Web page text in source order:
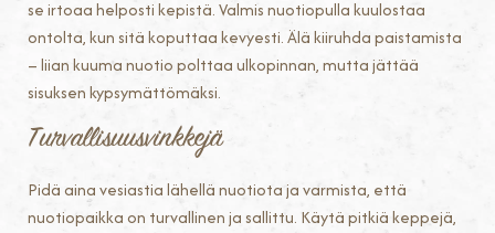
se irtoaa helposti kepistä. Valmis nuotiopulla kuulostaa
ontolta, kun sitä koputtaa kevyesti. Älä kiiruhda paistamista
– liian kuuma nuotio polttaa ulkopinnan, mutta jättää
sisuksen kypsymättömäksi.
Turvallisuusvinkkejä
Pidä aina vesiastia lähellä nuotiota ja varmista, että
nuotiopaikka on turvallinen ja sallittu. Käytä pitkiä keppejä,